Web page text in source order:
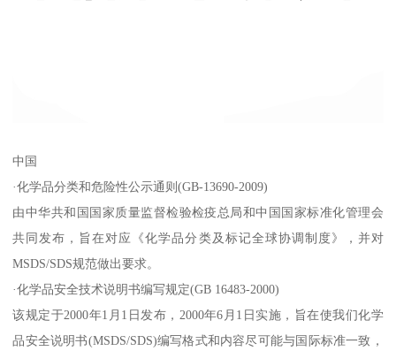
中国
·化学品分类和危险性公示通则(GB-13690-2009)
由中华共和国国家质量监督检验检疫总局和中国国家标准化管理会
共同发布，旨在对应《化学品分类及标记全球协调制度》，并对
MSDS/SDS规范做出要求。
·化学品安全技术说明书编写规定(GB 16483-2000)
该规定于2000年1月1日发布，2000年6月1日实施，旨在使我们化学
品安全说明书(MSDS/SDS)编写格式和内容尽可能与国际标准一致，